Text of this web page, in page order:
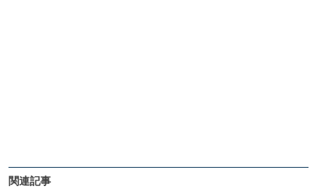
関連記事